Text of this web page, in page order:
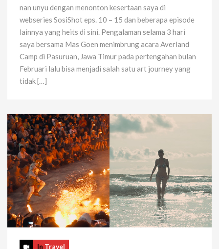
nan unyu dengan menonton kesertaan saya di
webseries SosiShot eps. 10 – 15 dan beberapa episode
lainnya yang heits di sini. Pengalaman selama 3 hari
saya bersama Mas Goen menimbrung acara Averland
Camp di Pasuruan, Jawa Timur pada pertengahan bulan
Februari lalu bisa menjadi salah satu art journey yang
tidak […]
In Travel